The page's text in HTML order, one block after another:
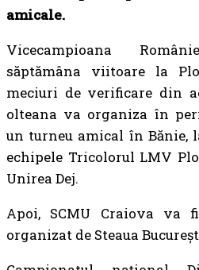
amicale.
Vicecampioana
săptămâna viitoare la
meciuri de verificare din
olteana va organiza în
un turneu amical în Bănie,
echipele Tricolorul LMV
Unirea Dej.
Apoi, SCMU Craiova va
organizat de Steaua